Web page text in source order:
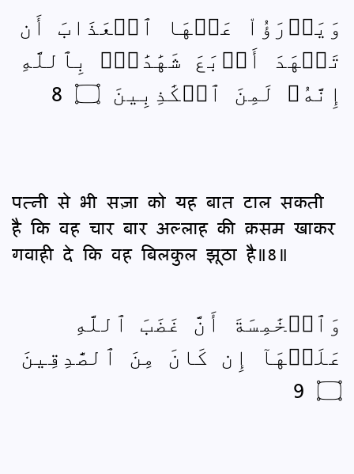
وَيَدۡرَؤُاْ عَنۡهَا ٱلۡعَذَابَ أَن
تَشۡهَدَ أَرۡبَعَ شَهَٰدَٰتِۭ بِٱللَّهِ
إِنَّهُۥ لَمِنَ ٱلۡكَٰذِبِينَ ۝ 8
पत्‍नी से भी सज़ा को यह बात टाल सकती
है कि वह चार बार अल्लाह की क़सम खाकर
गवाही दे कि वह बिलकुल झूठा है॥8॥
وَٱلۡخَٰمِسَةَ أَنَّ غَضَبَ ٱللَّهِ
عَلَيۡهَآ إِن كَانَ مِنَ ٱلصَّٰدِقِينَ
۝ 9